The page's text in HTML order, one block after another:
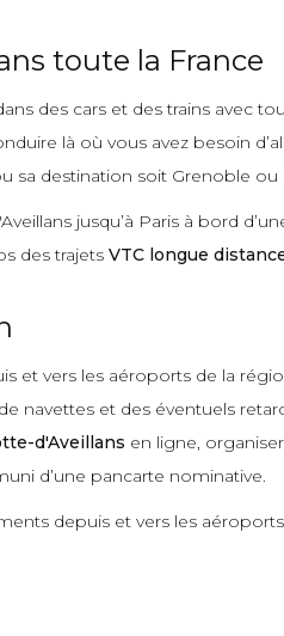
toute la France
des cars et des trains avec
là où vous avez besoin
sa destination soit Grenoble ou
jusqu’à Paris à bord
des trajets VTC longue
et vers les aéroports de la
navettes et des éventuels
d'Aveillans en ligne,
d’une pancarte nominative.
depuis et vers les aéroports